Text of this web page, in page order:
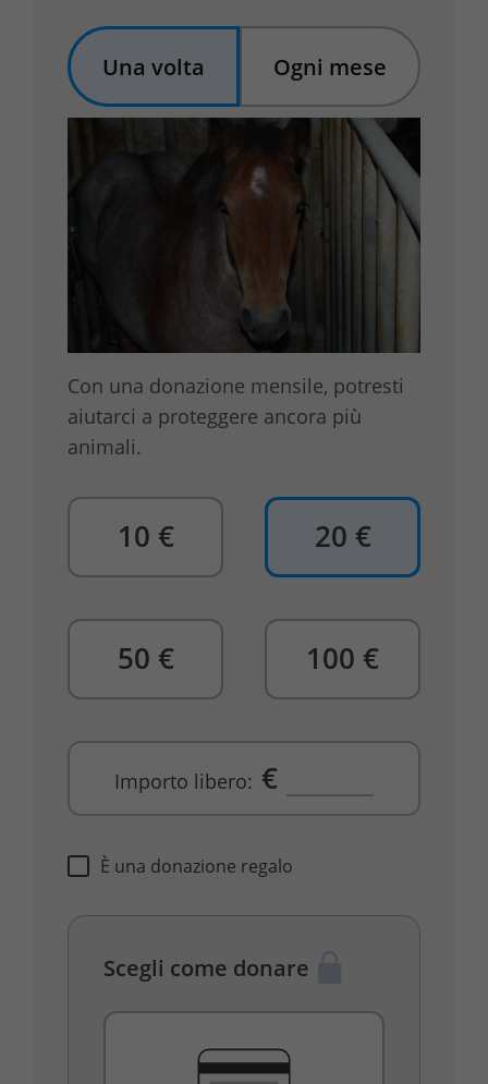
Una volta Ogni mese
Con una donazione mensile, potresti
aiutarci a proteggere ancora più
animali.
10 € 20 €
50 € 100 €
Importo libero: €
È una donazione regalo
Scegli come donare